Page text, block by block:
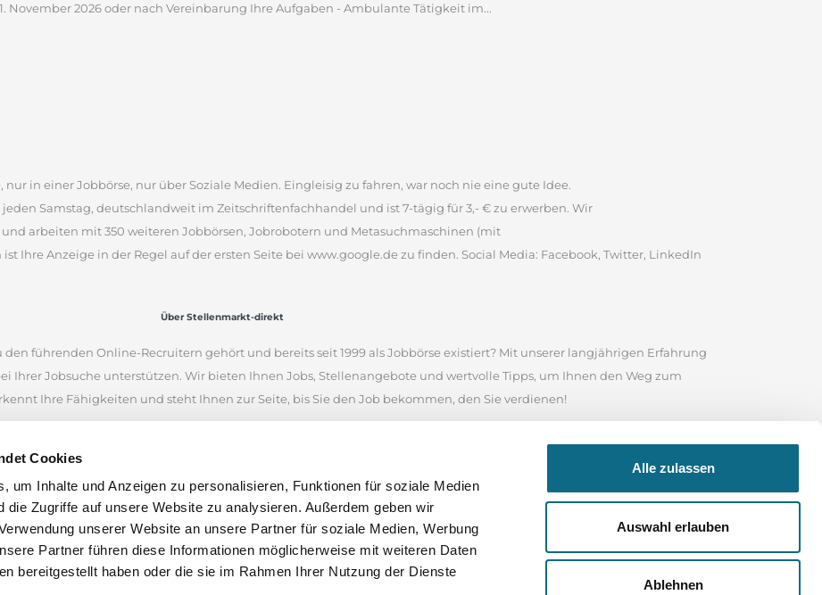
Cookies
um Inhalte und Anzeigen zu personalisieren, Funktionen für soziale Medien
die Zugriffe auf unsere Website zu analysieren. Außerdem geben wir
unserer Website an unsere Partner für soziale Medien, Werbung
Partner führen diese Informationen möglicherweise mit weiteren Daten
bereitgestellt haben oder die sie im Rahmen Ihrer Nutzung der Dienste
Alle zulassen
Auswahl erlauben
Ablehnen
2026 oder nach Vereinbarung Ihre Aufgaben - Ambulante Tätigkeit im...
in einer Jobbörse, nur über Soziale Medien. Eingleisig zu fahren, war noch nie eine gute Idee.
Samstag, deutschlandweit im Zeitschriftenfachhandel und ist 7-tägig für 3,- € zu erwerben. Wir
arbeiten mit 350 weiteren Jobbörsen, Jobrobotern und Metasuchmaschinen (mit
Ihre Anzeige in der Regel auf der ersten Seite bei www.google.de zu finden. Social Media: Facebook, Twitter, LinkedIn
Über Stellenmarkt-direkt
führenden Online-Recruitern gehört und bereits seit 1999 als Jobbörse existiert? Mit unserer langjährigen Erfahrung
Ihrer Jobsuche unterstützen. Wir bieten Ihnen Jobs, Stellenangebote und wertvolle Tipps, um Ihnen den Weg zum
Ihre Fähigkeiten und steht Ihnen zur Seite, bis Sie den Job bekommen, den Sie verdienen!
Internetseiten und war eine der ersten Online-Jobbörsen. Heute ist es eine angesehene Online-Stellenbörse, in
Unternehmen aus Deutschland, Österreich und der Schweiz finden. Nutzen Sie das Suchfeld in unserem
anhand von Stichworten und Orten zu suchen. Wenn Sie unsicher sind, wonach Sie suchen, durchstöbern Sie unser
Stellenangeboten inspirieren. Wir wünschen Ihnen viel Erfolg bei Ihrer Bewerbung und für Ihre weitere Karriere